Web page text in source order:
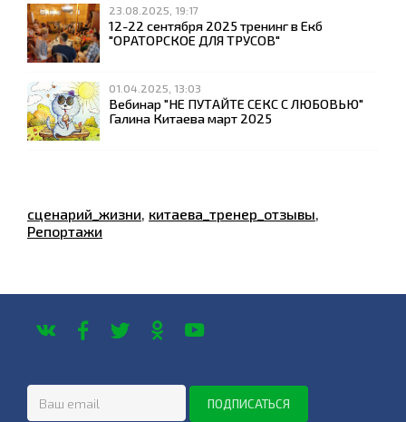
23.08.2025, 19:17
12-22 сентября 2025 тренинг в Екб
"ОРАТОРСКОЕ ДЛЯ ТРУСОВ"
01.04.2025, 13:03
Вебинар "НЕ ПУТАЙТЕ СЕКС С ЛЮБОВЬЮ"
Галина Китаева март 2025
сценарий_жизни китаева_тренер_отзывы
Репортажи